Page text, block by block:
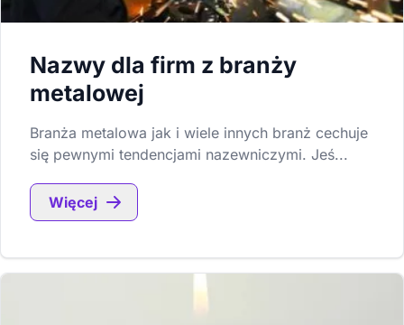
Nazwy dla firm z branży
metalowej
Branża metalowa jak i wiele innych branż cechuje
się pewnymi tendencjami nazewniczymi. Jeś...
Więcej